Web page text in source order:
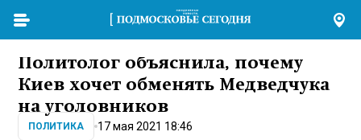
Политолог объяснила, почему
Киев хочет обменять Медведчука
на уголовников
ПОЛИТИКА 17 мая 2021 18:46